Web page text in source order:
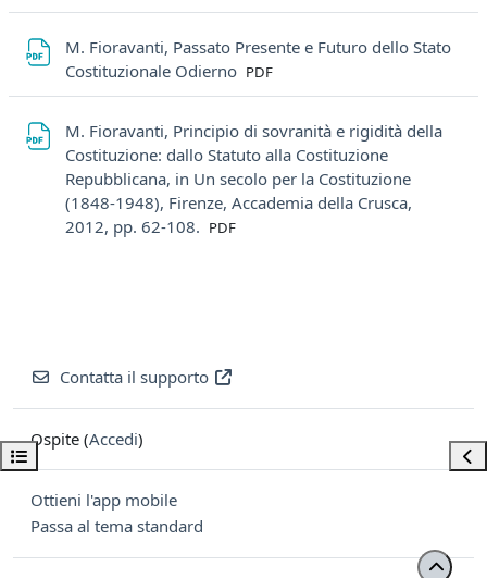
Apri indice del corso
M. Fioravanti, Passato Presente e Futuro dello Stato
Costituzionale Odierno File
PDF
M. Fioravanti, Principio di sovranità e rigidità della
Costituzione: dallo Statuto alla Costituzione
Repubblicana, in Un secolo per la Costituzione
(1848-1948), Firenze, Accademia della Crusca,
2012, pp. 62-108. File
PDF
Contatta il supporto
Ospite (Accedi)
Ottieni l'app mobile
Passa al tema standard